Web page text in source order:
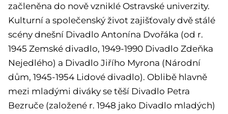
začleněna do nově vzniklé Ostravské univerzity.
Kulturní a společenský život zajišťovaly dvě stálé
scény dnešní Divadlo Antonína Dvořáka (od r.
1945 Zemské divadlo, 1949-1990 Divadlo Zdeňka
Nejedlého) a Divadlo Jiřího Myrona (Národní
dům, 1945-1954 Lidové divadlo). Oblibě hlavně
mezi mladými diváky se těší Divadlo Petra
Bezruče (založené r. 1948 jako Divadlo mladých)